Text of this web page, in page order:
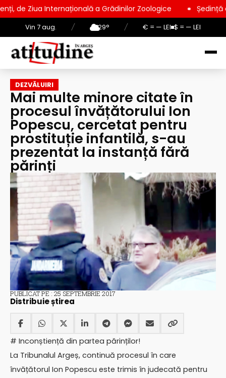
Vin 7 aug. / 29° / € = — LEI $ = — LEI
a Grădinilor Zoologice Ședință extraordinară
DEZVĂLUIRI
Mai multe minore citate în
procesul învățătorului Ion
Popescu, cercetat pentru
prostituție infantilă, s-au
prezentat la instanță fără
părinți
PUBLICAT PE : 25 SEPTEMBRIE 2017
Distribuie știrea
# Inconștiență din partea părinților!
La Tribunalul Argeș, continuă procesul în care
învățătorul Ion Popescu este trimis în judecată pentru